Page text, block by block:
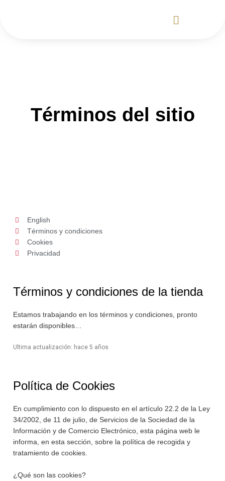
Términos del sitio
English
Términos y condiciones
Cookies
Privacidad
Términos y condiciones de la tienda
Estamos trabajando en los términos y condiciones, pronto
estarán disponibles…
Ultima actualización: hace 5 años
Política de Cookies
En cumplimiento con lo dispuesto en el artículo 22.2 de la Ley
34/2002, de 11 de julio, de Servicios de la Sociedad de la
Información y de Comercio Electrónico, esta página web le
informa, en esta sección, sobre la política de recogida y
tratamiento de cookies.
¿Qué son las cookies?